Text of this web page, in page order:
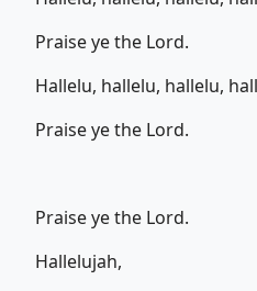
Praise ye the Lord.
Hallelu, hallelu, hallelu,
Praise ye the Lord.
Praise ye the Lord.
Hallelujah,